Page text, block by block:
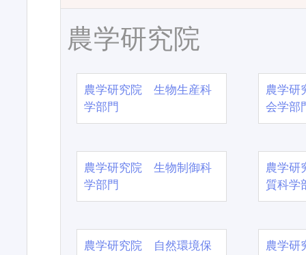
農学研究院
農学研究院 生物生産科
学部門
農学
会学部
農学研究院 生物制御科
学部門
農学
質科学
農学研究院 自然環境保
農学